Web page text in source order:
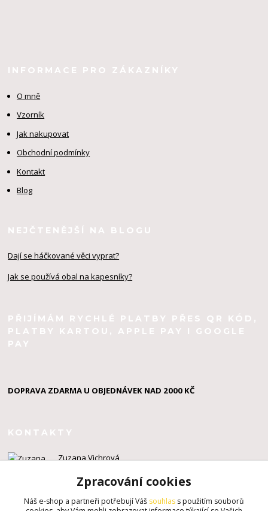
INFORMACE PRO ZÁKAZNÍKY
O mně
Vzorník
Jak nakupovat
Obchodní podmínky
Kontakt
Blog
NEJČTENĚJŠÍ NA BLOGU
Dají se háčkované věci vyprat?
Jak se používá obal na kapesníky?
PŘIJÍMÁM RYCHLÉ PLATBY PŘES QR KÓD,
PLATBY KARTOU, APPLE PAY I GOOGLE
PAY
DOPRAVA ZDARMA U OBJEDNÁVEK NAD 2000 KČ
KONTAKTY
Zuzana Vichrová
info@zuzahackuje.cz
Zpracování cookies
Náš e-shop a partneři potřebují Váš souhlas s použitím souborů